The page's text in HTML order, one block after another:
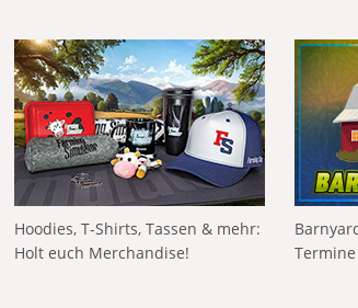
Hoodies, T-Shirts, Tassen & mehr:
Holt euch Merchandise!